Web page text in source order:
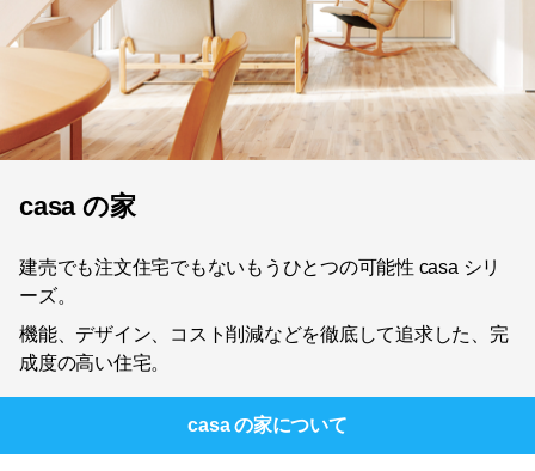
casa の家
建売でも注文住宅でもないもうひとつの可能性 casa シリ
ーズ。
機能、デザイン、コスト削減などを徹底して追求した、完
成度の高い住宅。
casa の家について